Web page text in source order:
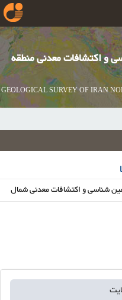
و اکتشافات معدنی منطقه
GEOLOGICAL SURVEY OF IRAN
شناسی و اکتشافات معدنی شمال